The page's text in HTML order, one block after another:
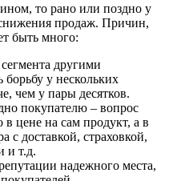
то рано или поздно у
продаж. Причин,
быть много:
другими
у нескольких
чем у пары десятков.
покупателю – вопрос
цене на сам продукт, а в
с доставкой, страховкой,
и т.д.
надежного места,